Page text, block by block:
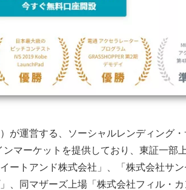
が運営する、ソーシャルレンディング・
マーケットを提供しており、東証一部
ートアンド株式会社」、「株式会社サ
、同マザーズ上場「株式会社フィル・カ